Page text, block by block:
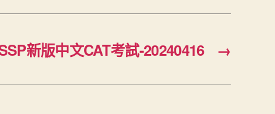
→
新版中文CAT考試-20240416